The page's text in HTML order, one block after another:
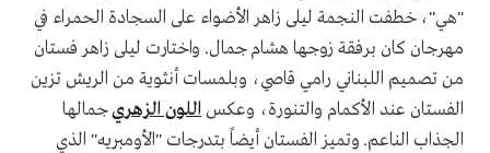
"هي"، خطفت النجمة ليلى زاهر الأضواء على السجادة الحمراء في
مهرجان كان برفقة زوجها هشام جمال. واختارت ليلى زاهر فستان
من تصميم اللبناني رامي قاصي، وبلمسات أنثوية من الريش تزين
الفستان عند الأكمام والتنورة، وعكساللون الزهريجمالها
الجذاب الناعم. وتميز الفستان أيضاً بتدرجات "الأومبريه" الذي